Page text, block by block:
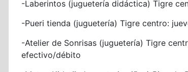
-Laberintos (juguetería didáctica) Tigre
-Pueri tienda (juguetería) Tigre centro:
-Atelier de Sonrisas (juguetería) Tigre
efectivo/débito